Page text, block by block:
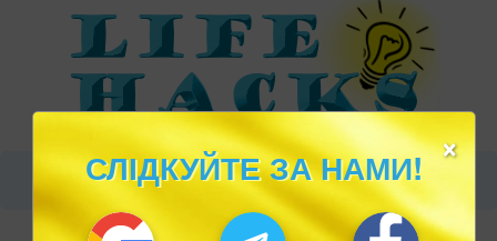
×
СЛІДКУЙТЕ ЗА НАМИ!